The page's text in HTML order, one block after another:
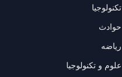
تكنولوجيا
حوادث
رياضه
علوم و تكنولوجيا